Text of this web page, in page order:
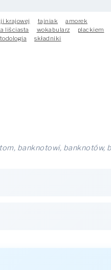
krajowej tajniak
amorek
liściasta wokabularz
plackiem
składniki
banknotowi, banknotów,